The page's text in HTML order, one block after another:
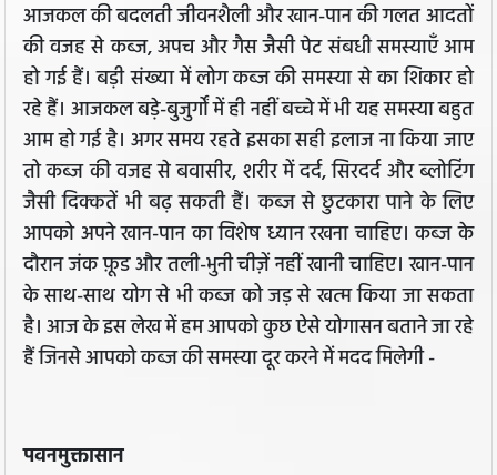
आजकल की बदलती जीवनशैली और खान-पान की गलत आदतों
की वजह से कब्ज, अपच और गैस जैसी पेट संबधी समस्याएँ आम
हो गई हैं। बड़ी संख्या में लोग कब्ज की समस्या से का शिकार हो
रहे हैं। आजकल बड़े-बुजुर्गों में ही नहीं बच्चे में भी यह समस्या बहुत
आम हो गई है। अगर समय रहते इसका सही इलाज ना किया जाए
तो कब्ज की वजह से बवासीर, शरीर में दर्द, सिरदर्द और ब्लोटिंग
जैसी दिक्कतें भी बढ़ सकती हैं। कब्ज से छुटकारा पाने के लिए
आपको अपने खान-पान का विशेष ध्यान रखना चाहिए। कब्ज के
दौरान जंक फ़ूड और तली-भुनी चीज़ें नहीं खानी चाहिए। खान-पान
के साथ-साथ योग से भी कब्ज को जड़ से खत्म किया जा सकता
है। आज के इस लेख में हम आपको कुछ ऐसे योगासन बताने जा रहे
हैं जिनसे आपको कब्ज की समस्या दूर करने में मदद मिलेगी -
पवनमुक्तासान